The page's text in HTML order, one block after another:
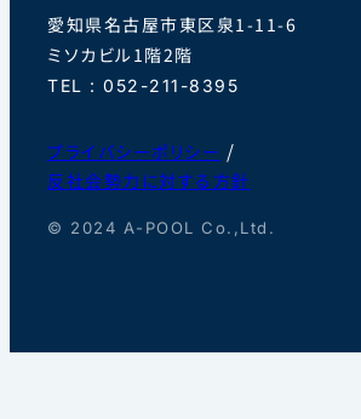
愛知県名古屋市東区泉1-11-6
ミソカビル1階2階
TEL : 052-211-8395
プライバシーポリシー /
反社会勢力に対する方針
© 2024 A-POOL Co.,Ltd.